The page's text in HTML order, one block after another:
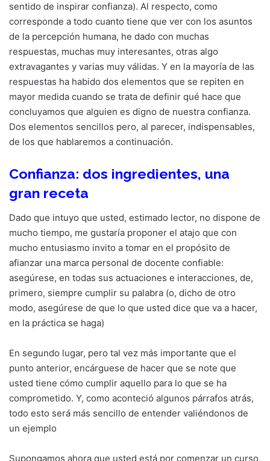
sentido de inspirar confianza). Al respecto, como
corresponde a todo cuanto tiene que ver con los asuntos
de la percepción humana, he dado con muchas
respuestas, muchas muy interesantes, otras algo
extravagantes y varias muy válidas. Y en la mayoría de las
respuestas ha habido dos elementos que se repiten en
mayor medida cuando se trata de definir qué hace que
concluyamos que alguien es digno de nuestra confianza.
Dos elementos sencillos pero, al parecer, indispensables,
de los que hablaremos a continuación.
Confianza: dos ingredientes, una
gran receta
Dado que intuyo que usted, estimado lector, no dispone de
mucho tiempo, me gustaría proponer el atajo que con
mucho entusiasmo invito a tomar en el propósito de
afianzar una marca personal de docente confiable:
asegúrese, en todas sus actuaciones e interacciones, de,
primero, siempre cumplir su palabra (o, dicho de otro
modo, asegúrese de que lo que usted dice que va a hacer,
en la práctica se haga)
En segundo lugar, pero tal vez más importante que el
punto anterior, encárguese de hacer que se note que
usted tiene cómo cumplir aquello para lo que se ha
comprometido. Y, como aconteció algunos párrafos atrás,
todo esto será más sencillo de entender valiéndonos de
un ejemplo
Supongamos ahora que usted está por comenzar un curso,